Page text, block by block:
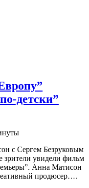
детски”
с Сергем Безруковым
зрители увидели фильм
Анна Матисон
продюсер….